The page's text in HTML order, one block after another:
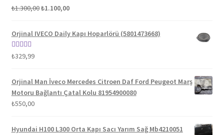
5 üzerinden
₺1.300,00Orijinal
₺1.300,00.
₺1.100,00Şu
fiyat:
Orjinal IVECO Daily Kapı Hoparlörü (5801473668)
5 üzerinden
₺329,99
Orjinal Man İveco Mercedes Citroen Daf Ford Peugeot Marş
Motoru Bağlantı Çatal Kolu 81954900080
₺550,00
Hyundai H100 L300 Orta Kapı Sacı Yarım Sağ Mb4210051